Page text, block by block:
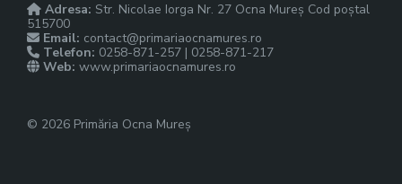
Adresa: Str. Nicolae Iorga Nr. 27 Ocna Mureș Cod poștal
515700
Email: contact@primariaocnamures.ro
Telefon: 0258-871-257 | 0258-871-217
Web: www.primariaocnamures.ro
© 2026 Primăria Ocna Mureș